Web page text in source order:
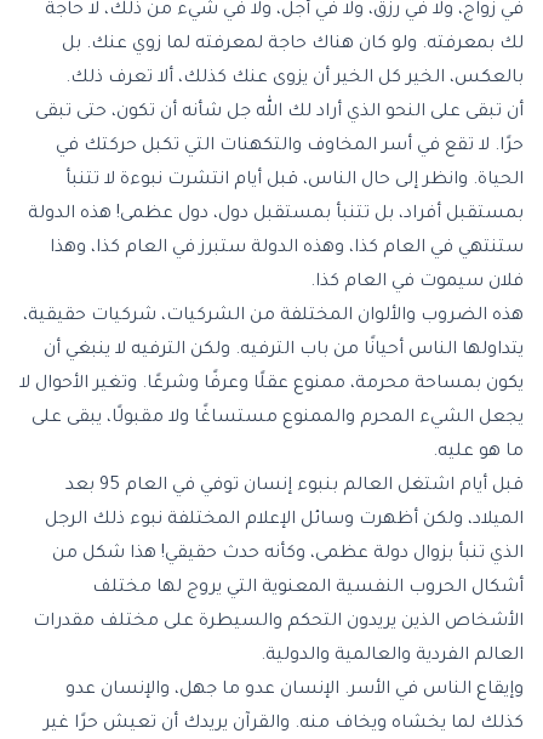
في زواج، ولا في رزق، ولا في أجل، ولا في شيء من ذلك، لا حاجة
لك بمعرفته. ولو كان هناك حاجة لمعرفته لما زوي عنك. بل
بالعكس، الخير كل الخير أن يزوى عنك كذلك، ألا تعرف ذلك.
أن تبقى على النحو الذي أراد لك الله جل شأنه أن تكون، حتى تبقى
حرًا. لا تقع في أسر المخاوف والتكهنات التي تكبل حركتك في
الحياة. وانظر إلى حال الناس، قبل أيام انتشرت نبوءة لا تتنبأ
بمستقبل أفراد، بل تتنبأ بمستقبل دول، دول عظمى! هذه الدولة
ستنتهي في العام كذا، وهذه الدولة ستبرز في العام كذا، وهذا
فلان سيموت في العام كذا.
هذه الضروب والألوان المختلفة من الشركيات، شركيات حقيقية،
يتداولها الناس أحيانًا من باب الترفيه. ولكن الترفيه لا ينبغي أن
يكون بمساحة محرمة، ممنوع عقلًا وعرفًا وشرعًا. وتغير الأحوال لا
يجعل الشيء المحرم والممنوع مستساغًا ولا مقبولًا، يبقى على
ما هو عليه.
قبل أيام اشتغل العالم بنبوء إنسان توفي في العام 95 بعد
الميلاد، ولكن أظهرت وسائل الإعلام المختلفة نبوء ذلك الرجل
الذي تنبأ بزوال دولة عظمى، وكأنه حدث حقيقي! هذا شكل من
أشكال الحروب النفسية المعنوية التي يروج لها مختلف
الأشخاص الذين يريدون التحكم والسيطرة على مختلف مقدرات
العالم الفردية والعالمية والدولية.
وإيقاع الناس في الأسر. الإنسان عدو ما جهل، والإنسان عدو
كذلك لما يخشاه ويخاف منه. والقرآن يريدك أن تعيش حرًا غير